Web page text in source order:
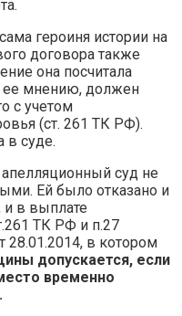
героиня истории на
договора также
она посчитала
ее мнению, должен
с учетом
(ст. 261 ТК РФ).
в суде.
суд не
Ей было отказано и
и в выплате
ТК РФ и п.27
в котором
допускается, если
временно